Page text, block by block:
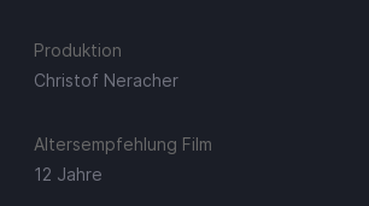
Produktion
Christof Neracher
Altersempfehlung Film
12 Jahre